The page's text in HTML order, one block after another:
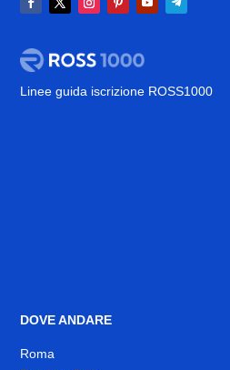
Linee guida iscrizione ROSS1000
DOVE ANDARE
Roma